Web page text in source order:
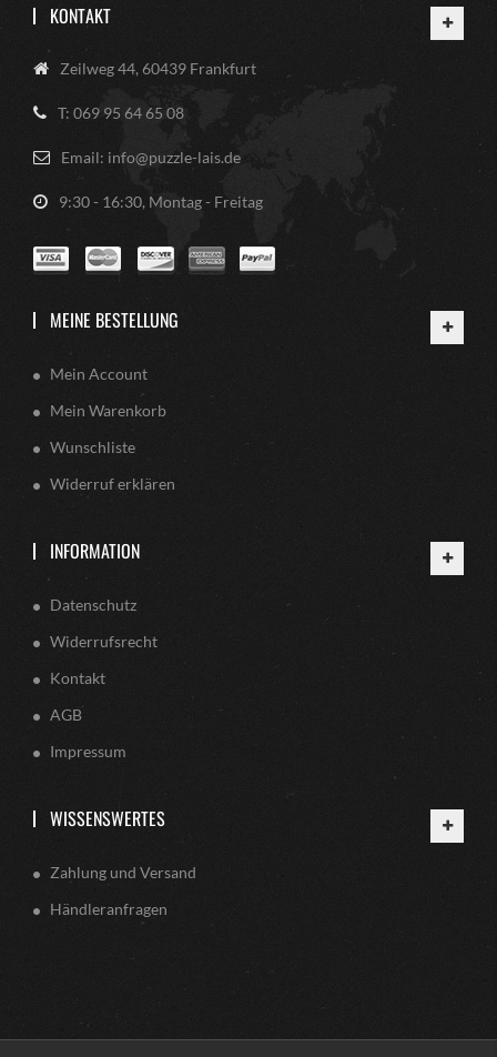
KONTAKT
Zeilweg 44, 60439 Frankfurt
T: 069 95 64 65 08
Email: info@puzzle-lais.de
9:30 - 16:30, Montag - Freitag
MEINE BESTELLUNG
Mein Account
Mein Warenkorb
Wunschliste
Widerruf erklären
INFORMATION
Datenschutz
Widerrufsrecht
Kontakt
AGB
Impressum
WISSENSWERTES
Zahlung und Versand
Händleranfragen